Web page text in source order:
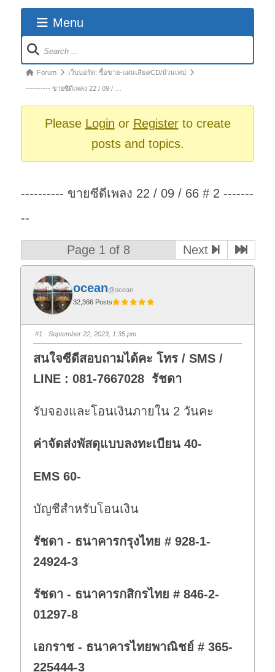
Menu
Forum
Navigation
Forum
breadcrumbs
Forum เว็บบอร์ด: ซื้อขาย-แผ่นเสียง/CD/ม้วนเทป
---------- ขายซีดีเพลง 22 / 09 / …
Please Login or Registerto create
posts and topics.
---------- ขายซีดีเพลง 22 / 09 / 66 # 2 -------
--
Page 1 of 8 Next
ocean@ocean
32,366 Posts
#1 · September 22, 2023, 1:35 pm
สนใจซีดีสอบถามได้คะ โทร / SMS /
LINE : 081-7667028 รัชดา
รับจองและโอนเงินภายใน 2 วันคะ
ค่าจัดส่งพัสดุแบบลงทะเบียน 40-
EMS 60-
บัญชีสำหรับโอนเงิน
รัชดา - ธนาคารกรุงไทย # 928-1-
24924-3
รัชดา - ธนาคารกสิกรไทย # 846-2-
01297-8
เอกราช - ธนาคารไทยพาณิชย์ # 365-
225444-3